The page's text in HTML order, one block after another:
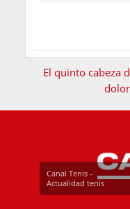
El quinto cabeza
Canal Tenis -
Actualidad tenis